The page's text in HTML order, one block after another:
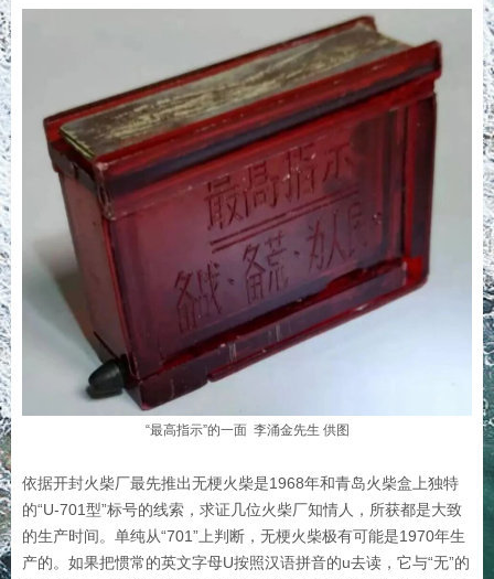
“最高指示”的一面 李涌金先生 供图
依据开封火柴厂最先推出无梗火柴是1968年和青岛火柴盒上独特
的“U-701型”标号的线索，求证几位火柴厂知情人，所获都是大致
的生产时间。单纯从“701”上判断，无梗火柴极有可能是1970年生
产的。如果把惯常的英文字母U按照汉语拼音的u去读，它与“无”的